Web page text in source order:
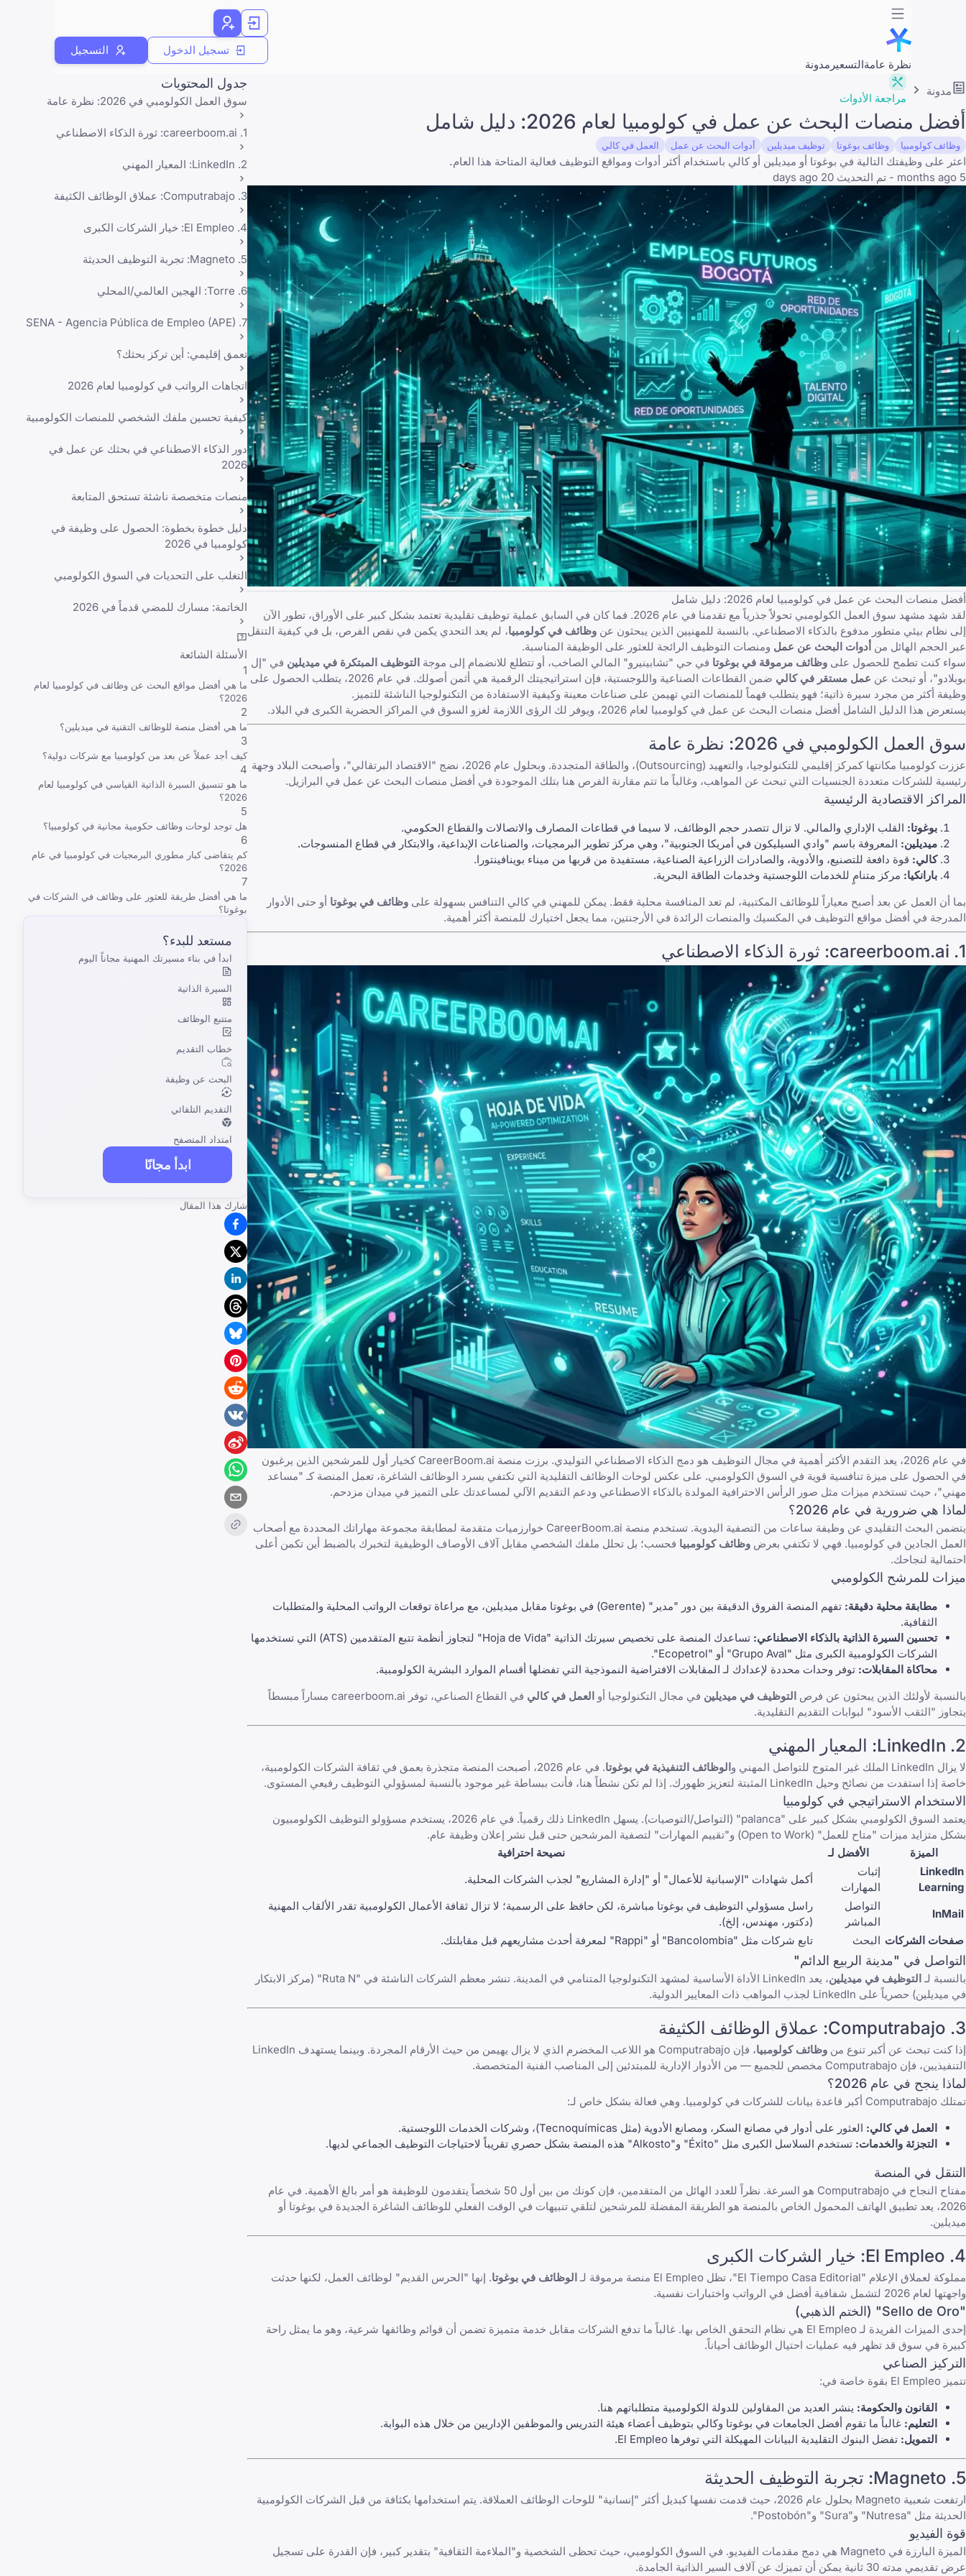
نظرة عامةالتسعير مدونة
تسجيل الدخول التسجيل
مدونة
مراجعة الأدوات
أفضل منصات البحث عن عمل في كولومبيا لعام 2026: دليل شامل
وظائف كولومبيا وظائف بوغوتا توظيف ميديلين أدوات البحث عن عمل العمل في كالي
اعثر على وظيفتك التالية في بوغوتا أو ميديلين أو كالي باستخدام أكثر أدوات ومواقع التوظيف فعالية المتاحة هذا العام.
5 months ago - تم التحديث 20 days ago
أفضل منصات البحث عن عمل في كولومبيا لعام 2026: دليل شامل
لقد شهد مشهد سوق العمل الكولومبي تحولاً جذرياً مع تقدمنا في عام 2026. فما كان في السابق عملية توظيف تقليدية تعتمد بشكل كبير على الأوراق، تطور الآن
إلى نظام بيئي متطور مدفوع بالذكاء الاصطناعي. بالنسبة للمهنيين الذين يبحثون عن وظائف في كولومبيا، لم يعد التحدي يكمن في نقص الفرص، بل في كيفية التنقل
عبر الحجم الهائل من أدوات البحث عن عمل ومنصات التوظيف الرائجة للعثور على الوظيفة المناسبة.
سواء كنت تطمح للحصول على وظائف مرموقة في بوغوتا في حي "تشابينيرو" المالي الصاخب، أو تتطلع للانضمام إلى موجة التوظيف المبتكرة في ميديلين في "إل
بوبلادو"، أو تبحث عن عمل مستقر في كالي
ضمن القطاعات الصناعية واللوجستية، فإن استراتيجيتك الرقمية هي أثمن أصولك. في عام 2026، يتطلب الحصول على
وظيفة أكثر من مجرد سيرة ذاتية؛ فهو يتطلب فهماً للمنصات التي تهيمن على صناعات معينة وكيفية الاستفادة من التكنولوجيا الناشئة للتميز.
يستعرض هذا الدليل الشامل أفضل منصات البحث عن عمل في كولومبيا لعام 2026، ويوفر لك الرؤى اللازمة لغزو السوق في المراكز الحضرية الكبرى في البلاد.
سوق العمل الكولومبي في 2026: نظرة عامة
عززت كولومبيا مكانتها كمركز إقليمي للتكنولوجيا، والتعهيد (Outsourcing)، والطاقة المتجددة. وبحلول عام 2026، نضج "الاقتصاد البرتقالي"، وأصبحت البلاد وجهة
رئيسية للشركات متعددة الجنسيات التي تبحث عن المواهب، وغالباً ما تتم مقارنة الفرص هنا بتلك الموجودة في أفضل منصات البحث عن عمل في البرازيل.
المراكز الاقتصادية الرئيسية
بوغوتا: القلب الإداري والمالي. لا تزال تتصدر حجم الوظائف، لا سيما في قطاعات المصارف والاتصالات والقطاع الحكومي.
ميديلين: المعروفة باسم "وادي السيليكون في أمريكا الجنوبية"، وهي مركز تطوير البرمجيات، والصناعات الإبداعية، والابتكار في قطاع المنسوجات.
كالي: قوة دافعة للتصنيع، والأدوية، والصادرات الزراعية الصناعية، مستفيدة من قربها من ميناء بوينافينتورا.
بارانكيا: مركز متنامٍ للخدمات اللوجستية وخدمات الطاقة البحرية.
بما أن العمل عن بعد أصبح معياراً للوظائف المكتبية، لم تعد المنافسة محلية فقط. يمكن للمهني في كالي التنافس بسهولة على وظائف في بوغوتا أو حتى الأدوار
المدرجة في أفضل مواقع التوظيف في المكسيك والمنصات الرائدة في الأرجنتين، مما يجعل اختيارك للمنصة أكثر أهمية.
1. careerboom.ai: ثورة الذكاء الاصطناعي
في عام 2026، يعد التقدم الأكثر أهمية في مجال التوظيف هو دمج الذكاء الاصطناعي التوليدي. برزت منصة CareerBoom.ai كخيار أول للمرشحين الذين يرغبون
في الحصول على ميزة تنافسية قوية في السوق الكولومبي. على عكس لوحات الوظائف التقليدية التي تكتفي بسرد الوظائف الشاغرة، تعمل المنصة كـ "مساعد
مهني"، حيث تستخدم ميزات مثل صور الرأس الاحترافية المولدة بالذكاء الاصطناعي ودعم التقديم الآلي لمساعدتك على التميز في ميدان مزدحم.
لماذا هي ضرورية في عام 2026؟
يتضمن البحث التقليدي عن وظيفة ساعات من التصفية اليدوية. تستخدم منصة CareerBoom.ai خوارزميات متقدمة لمطابقة مجموعة مهاراتك المحددة مع أصحاب
العمل الجادين في كولومبيا. فهي لا تكتفي بعرض وظائف كولومبيا فحسب؛ بل تحلل ملفك الشخصي مقابل آلاف الأوصاف الوظيفية لتخبرك بالضبط أين تكمن أعلى
احتمالية لنجاحك.
ميزات للمرشح الكولومبي
مطابقة محلية دقيقة:
تفهم المنصة الفروق الدقيقة بين دور "مدير" (Gerente) في بوغوتا مقابل ميديلين، مع مراعاة توقعات الرواتب المحلية والمتطلبات
الثقافية.
تحسين السيرة الذاتية بالذكاء الاصطناعي:
تساعدك المنصة على تخصيص سيرتك الذاتية "Hoja de Vida" لتجاوز أنظمة تتبع المتقدمين (ATS) التي تستخدمها
الشركات الكولومبية الكبرى مثل "Grupo Aval" أو "Ecopetrol".
محاكاة المقابلات: توفر وحدات محددة لإعدادك لـ المقابلات الافتراضية النموذجية التي تفضلها أقسام الموارد البشرية الكولومبية.
بالنسبة لأولئك الذين يبحثون عن فرص التوظيف في ميديلين في مجال التكنولوجيا أو العمل في كالي
في القطاع الصناعي، توفر careerboom.ai مساراً مبسطاً
يتجاوز "الثقب الأسود" لبوابات التقديم التقليدية.
2.
LinkedIn: المعيار المهني
لا يزال LinkedIn الملك غير المتوج للتواصل المهني والوظائف التنفيذية في بوغوتا
. في عام 2026، أصبحت المنصة متجذرة بعمق في ثقافة الشركات الكولومبية،
خاصة إذا استفدت من نصائح وحيل LinkedIn المثبتة لتعزيز ظهورك. إذا لم تكن نشطاً هنا، فأنت ببساطة غير موجود بالنسبة لمسؤولي التوظيف رفيعي المستوى.
الاستخدام الاستراتيجي في كولومبيا
يعتمد السوق الكولومبي بشكل كبير على "palanca" (التواصل/التوصيات). يسهل LinkedIn
ذلك رقمياً. في عام 2026، يستخدم مسؤولو التوظيف الكولومبيون
بشكل متزايد ميزات "متاح للعمل" (Open to Work) و"تقييم المهارات" لتصفية المرشحين حتى قبل نشر إعلان وظيفة عام.
الميزة
الأفضل لـ
نصيحة احترافية
LinkedIn
Learning
إثبات
المهارات
أكمل شهادات "الإسبانية للأعمال" أو "إدارة المشاريع" لجذب الشركات المحلية.
InMail
التواصل
المباشر
راسل مسؤولي التوظيف في بوغوتا مباشرة، لكن حافظ على الرسمية؛ لا تزال ثقافة الأعمال الكولومبية تقدر الألقاب المهنية
(دكتور، مهندس، إلخ).
صفحات الشركات البحث تابع شركات مثل "Bancolombia" أو "Rappi" لمعرفة أحدث مشاريعهم قبل مقابلتك.
التواصل في "مدينة الربيع الدائم"
بالنسبة لـ التوظيف في ميديلين، يعد LinkedIn
الأداة الأساسية لمشهد التكنولوجيا المتنامي في المدينة. تنشر معظم الشركات الناشئة في "Ruta N" (مركز الابتكار
في ميديلين) حصرياً على LinkedIn لجذب المواهب ذات المعايير الدولية.
3.
Computrabajo: عملاق الوظائف الكثيفة
إذا كنت تبحث عن أكبر تنوع من وظائف كولومبيا، فإن Computrabajo
هو اللاعب المخضرم الذي لا يزال يهيمن من حيث الأرقام المجردة. وبينما يستهدف LinkedIn
التنفيذيين، فإن Computrabajo مخصص للجميع — من الأدوار الإدارية للمبتدئين إلى المناصب الفنية المتخصصة.
لماذا ينجح في عام 2026؟
تمتلك Computrabajo أكبر قاعدة بيانات للشركات في كولومبيا. وهي فعالة بشكل خاص لـ:
العمل في كالي: العثور على أدوار في مصانع السكر، ومصانع الأدوية (مثل Tecnoquímicas)، وشركات الخدمات اللوجستية.
التجزئة والخدمات: تستخدم السلاسل الكبرى مثل "Éxito" و"Alkosto" هذه المنصة بشكل حصري تقريباً لاحتياجات التوظيف الجماعي لديها.
التنقل في المنصة
مفتاح النجاح في Computrabajo
هو السرعة. نظراً للعدد الهائل من المتقدمين، فإن كونك من بين أول 50 شخصاً يتقدمون للوظيفة هو أمر بالغ الأهمية. في عام
2026، يعد تطبيق الهاتف المحمول الخاص بالمنصة هو الطريقة المفضلة للمرشحين لتلقي تنبيهات في الوقت الفعلي للوظائف الشاغرة الجديدة في بوغوتا أو
ميديلين.
4.
El Empleo: خيار الشركات الكبرى
مملوكة لعملاق الإعلام "El Tiempo Casa Editorial"، تظل El Empleo منصة مرموقة لـ الوظائف في بوغوتا. إنها "الحرس القديم" لوظائف العمل، لكنها حدثت
واجهتها لعام 2026 لتشمل شفافية أفضل في الرواتب واختبارات نفسية.
"Sello de Oro" (الختم الذهبي)
إحدى الميزات الفريدة لـ El Empleo هي نظام التحقق الخاص بها. غالباً ما تدفع الشركات مقابل خدمة متميزة تضمن أن قوائم وظائفها شرعية، وهو ما يمثل راحة
كبيرة في سوق قد تظهر فيه عمليات احتيال الوظائف أحياناً.
التركيز الصناعي
تتميز El Empleo بقوة خاصة في:
القانون والحكومة: ينشر العديد من المقاولين للدولة الكولومبية متطلباتهم هنا.
التعليم: غالباً ما تقوم أفضل الجامعات في بوغوتا وكالي بتوظيف أعضاء هيئة التدريس والموظفين الإداريين من خلال هذه البوابة.
التمويل: تفضل البنوك التقليدية البيانات المهيكلة التي توفرها El Empleo.
5.
Magneto: تجربة التوظيف الحديثة
ارتفعت شعبية Magneto
بحلول عام 2026، حيث قدمت نفسها كبديل أكثر "إنسانية" للوحات الوظائف العملاقة. يتم استخدامها بكثافة من قبل الشركات الكولومبية
الحديثة مثل "Nutresa" و"Sura" و"Postobón".
قوة الفيديو
الميزة البارزة في Magneto هي دمج مقدمات الفيديو. في السوق الكولومبي، حيث تحظى الشخصية و"الملاءمة الثقافية" بتقدير كبير، فإن القدرة على تسجيل
عرض تقديمي مدته 30 ثانية يمكن أن تميزك عن آلاف السير الذاتية الجامدة.
جدول المحتويات
سوق العمل الكولومبي في 2026: نظرة عامة
1. careerboom.ai: ثورة الذكاء الاصطناعي
2. LinkedIn: المعيار المهني
3. Computrabajo: عملاق الوظائف الكثيفة
4. El Empleo: خيار الشركات الكبرى
5. Magneto: تجربة التوظيف الحديثة
6. Torre: الهجين العالمي/المحلي
7. SENA - Agencia Pública de Empleo (APE)
تعمق إقليمي: أين تركز بحثك؟
اتجاهات الرواتب في كولومبيا لعام 2026
كيفية تحسين ملفك الشخصي للمنصات الكولومبية
دور الذكاء الاصطناعي في بحثك عن عمل في
2026
منصات متخصصة ناشئة تستحق المتابعة
دليل خطوة بخطوة: الحصول على وظيفة في
كولومبيا في 2026
التغلب على التحديات في السوق الكولومبي
الخاتمة: مسارك للمضي قدماً في 2026
الأسئلة الشائعة
1
ما هي أفضل مواقع البحث عن وظائف في كولومبيا لعام
2026؟
2
ما هي أفضل منصة للوظائف التقنية في ميديلين؟
3
كيف أجد عملاً عن بعد من كولومبيا مع شركات دولية؟
4
ما هو تنسيق السيرة الذاتية القياسي في كولومبيا لعام
2026؟
5
هل توجد لوحات وظائف حكومية مجانية في كولومبيا؟
6
كم يتقاضى كبار مطوري البرمجيات في كولومبيا في عام
2026؟
7
ما هي أفضل طريقة للعثور على وظائف في الشركات في
بوغوتا؟
مستعد للبدء؟
ابدأ في بناء مسيرتك المهنية مجاناً اليوم
السيرة الذاتية
متتبع الوظائف
خطاب التقديم
البحث عن وظيفة
التقديم التلقائي
امتداد المتصفح
ابدأ مجانًا
شارك هذا المقال